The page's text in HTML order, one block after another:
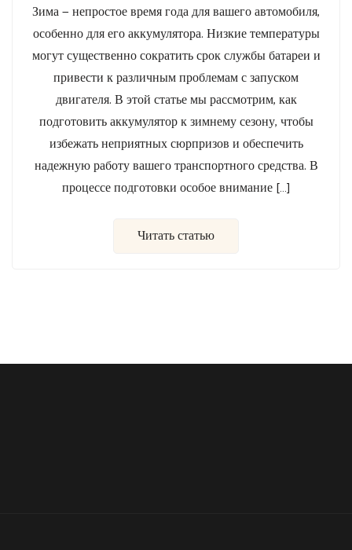
Зима — непростое время года для вашего автомобиля,
особенно для его аккумулятора. Низкие температуры
могут существенно сократить срок службы батареи и
привести к различным проблемам с запуском
двигателя. В этой статье мы рассмотрим, как
подготовить аккумулятор к зимнему сезону, чтобы
избежать неприятных сюрпризов и обеспечить
надежную работу вашего транспортного средства. В
процессе подготовки особое внимание […]
Читать статью